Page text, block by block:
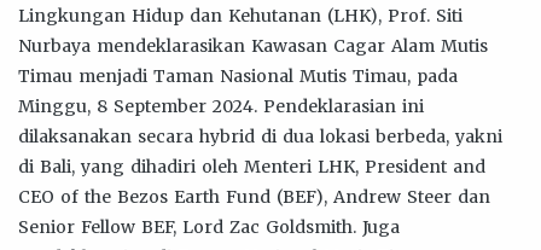
Lingkungan Hidup dan Kehutanan (LHK), Prof. Siti
Nurbaya mendeklarasikan Kawasan Cagar Alam Mutis
Timau menjadi Taman Nasional Mutis Timau, pada
Minggu, 8 September 2024. Pendeklarasian ini
dilaksanakan secara hybrid di dua lokasi berbeda, yakni
di Bali, yang dihadiri oleh Menteri LHK, President and
CEO of the Bezos Earth Fund (BEF), Andrew Steer dan
Senior Fellow BEF, Lord Zac Goldsmith. Juga